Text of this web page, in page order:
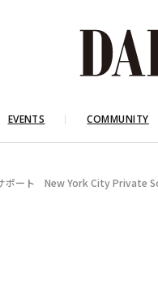
EVENTS COMMUNITY
ポート New York City Private